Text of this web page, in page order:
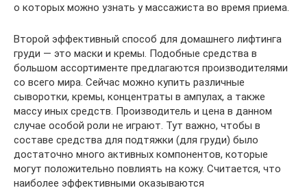
о которых можно узнать у массажиста во время приема.
Второй эффективный способ для домашнего лифтинга
груди — это маски и кремы. Подобные средства в
большом ассортименте предлагаются производителями
со всего мира. Сейчас можно купить различные
сыворотки, кремы, концентраты в ампулах, а также
массу иных средств. Производитель и цена в данном
случае особой роли не играют. Тут важно, чтобы в
составе средства для подтяжки (для груди) было
достаточно много активных компонентов, которые
могут положительно повлиять на кожу. Считается, что
наиболее эффективными оказываются